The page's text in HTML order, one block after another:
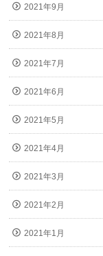
2021年9月
2021年8月
2021年7月
2021年6月
2021年5月
2021年4月
2021年3月
2021年2月
2021年1月